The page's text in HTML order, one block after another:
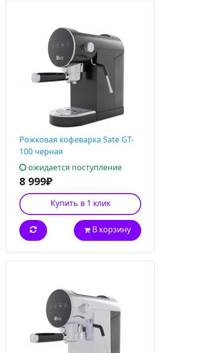
Рожковая кофеварка Sate GT-
100 черная
ожидается поступление
8 999₽
Купить в 1 клик
В корзину